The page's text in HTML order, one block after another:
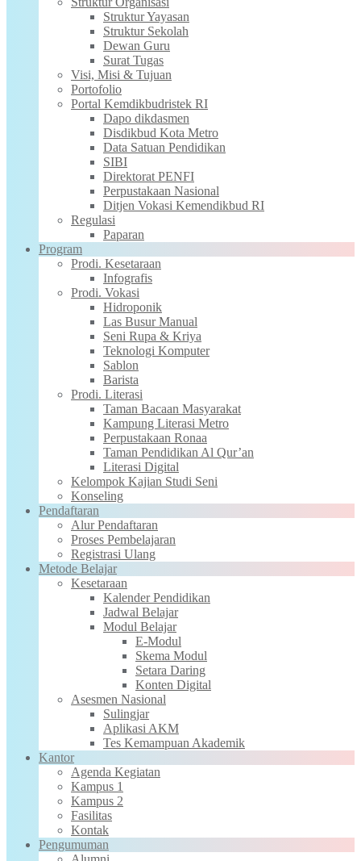
Struktur Yayasan
Struktur Sekolah
Dewan Guru
Surat Tugas
Visi, Misi & Tujuan
Portofolio
Portal Kemdikbudristek RI
Dapo dikdasmen
Disdikbud Kota Metro
Data Satuan Pendidikan
SIBI
Direktorat PENFI
Perpustakaan Nasional
Ditjen Vokasi Kemendikbud RI
Regulasi
Paparan
Program
Prodi. Kesetaraan
Infografis
Prodi. Vokasi
Hidroponik
Las Busur Manual
Seni Rupa & Kriya
Teknologi Komputer
Sablon
Barista
Prodi. Literasi
Taman Bacaan Masyarakat
Kampung Literasi Metro
Perpustakaan Ronaa
Taman Pendidikan Al Qur’an
Literasi Digital
Kelompok Kajian Studi Seni
Konseling
Pendaftaran
Alur Pendaftaran
Proses Pembelajaran
Registrasi Ulang
Metode Belajar
Kesetaraan
Kalender Pendidikan
Jadwal Belajar
Modul Belajar
E-Modul
Skema Modul
Setara Daring
Konten Digital
Asesmen Nasional
Sulingjar
Aplikasi AKM
Tes Kemampuan Akademik
Kantor
Agenda Kegiatan
Kampus 1
Kampus 2
Fasilitas
Kontak
Pengumuman